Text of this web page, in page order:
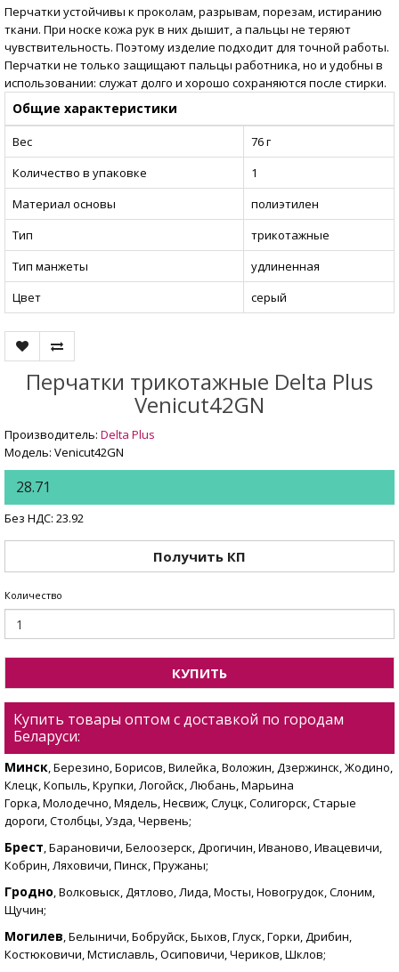
Перчатки устойчивы к проколам, разрывам, порезам, истиранию
ткани. При носке кожа рук в них дышит, а пальцы не теряют
чувствительность. Поэтому изделие подходит для точной работы.
Перчатки не только защищают пальцы работника, но и удобны в
использовании: служат долго и хорошо сохраняются после стирки.
Общие характеристики
Вес
76 г
Количество в упаковке
1
Материал основы
полиэтилен
Тип
трикотажные
Тип манжеты
удлиненная
Цвет
серый
Перчатки трикотажные Delta Plus
Venicut42GN
Производитель: Delta Plus
Модель: Venicut42GN
28.71
Без НДС: 23.92
Получить КП
Количество
КУПИТЬ
Купить товары оптом с доставкой по городам
Беларуси:
Минск, Березино, Борисов, Вилейка, Воложин, Дзержинск, Жодино,
Клецк, Копыль, Крупки, Логойск, Любань, Марьина
Горка, Молодечно, Мядель, Несвиж, Слуцк, Солигорск, Старые
дороги, Столбцы, Узда, Червень;
Брест, Барановичи, Белоозерск, Дрогичин, Иваново, Ивацевичи,
Кобрин, Ляховичи, Пинск, Пружаны;
Гродно, Волковыск, Дятлово, Лида, Мосты, Новогрудок, Слоним,
Щучин;
Могилев, Белыничи, Бобруйск, Быхов, Глуск, Горки, Дрибин,
Костюковичи, Мстиславль, Осиповичи, Чериков, Шклов;